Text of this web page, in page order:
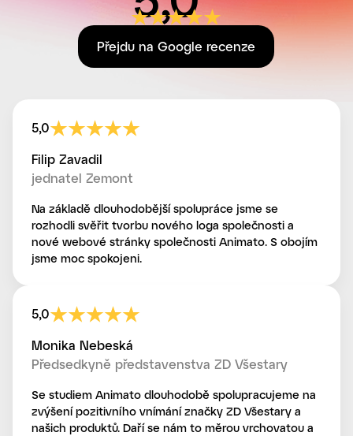
5,0
Filip Zavadil
jednatel Zemont
Na základě dlouhodobější spolupráce jsme se
rozhodli svěřit tvorbu nového loga společnosti a
nové webové stránky společnosti Animato. S obojím
jsme moc spokojeni.
5,0
Monika Nebeská
Předsedkyně představenstva ZD Všestary
Se studiem Animato dlouhodobě spolupracujeme na
zvýšení pozitivního vnímání značky ZD Všestary a
našich produktů. Daří se nám to měrou vrchovatou a
Přejdu na Google recenze